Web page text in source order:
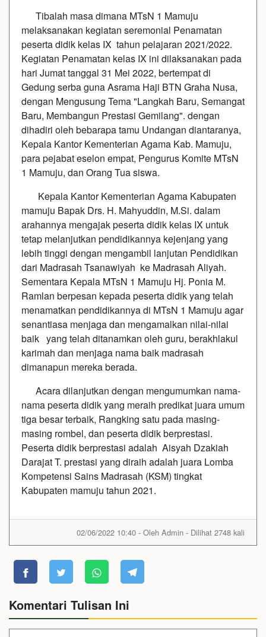
Tibalah masa dimana MTsN 1 Mamuju
melaksanakan kegiatan seremonial Penamatan
peserta didik kelas IX tahun pelajaran 2021/2022.
Kegiatan Penamatan kelas IX ini dilaksanakan pada
hari Jumat tanggal 31 Mei 2022, bertempat di
Gedung serba guna Asrama Haji BTN Graha Nusa,
dengan Mengusung Tema "Langkah Baru, Semangat
Baru, Membangun Prestasi Gemilang". dengan
dihadiri oleh bebarapa tamu Undangan diantaranya,
Kepala Kantor Kementerian Agama Kab. Mamuju,
para pejabat eselon empat, Pengurus Komite MTsN
1 Mamuju, dan Orang Tua siswa.
Kepala Kantor Kementerian Agama Kabupaten
mamuju Bapak Drs. H. Mahyuddin, M.Si. dalam
arahannya mengajak peserta didik kelas IX untuk
tetap melanjutkan pendidikannya kejenjang yang
lebih tinggi dengan mengambil lanjutan Pendidikan
dari Madrasah Tsanawiyah ke Madrasah Aliyah.
Sementara Kepala MTsN 1 Mamuju Hj. Ponia M.
Ramlan berpesan kepada peserta didik yang telah
menamatkan pendidikannya di MTsN 1 Mamuju agar
senantiasa menjaga dan mengamalkan nilai-nilai
baik yang telah ditanamkan oleh guru, berakhlakul
karimah dan menjaga nama baik madrasah
dimanapun mereka berada.
Acara dilanjutkan dengan mengumumkan nama-
nama peserta didik yang meraih predikat juara umum
tiga besar terbaik, Rangking satu pada masing-
masing rombel, dan peserta didik berprestasi.
Peserta didik berprestasi adalah Aisyah Dzakiah
Darajat T. prestasi yang diraih adalah juara Lomba
Kompetensi Sains Madrasah (KSM) tingkat
Kabupaten mamuju tahun 2021.
02/06/2022 10:40 - Oleh Admin - Dilihat 2748 kali
Komentari Tulisan Ini